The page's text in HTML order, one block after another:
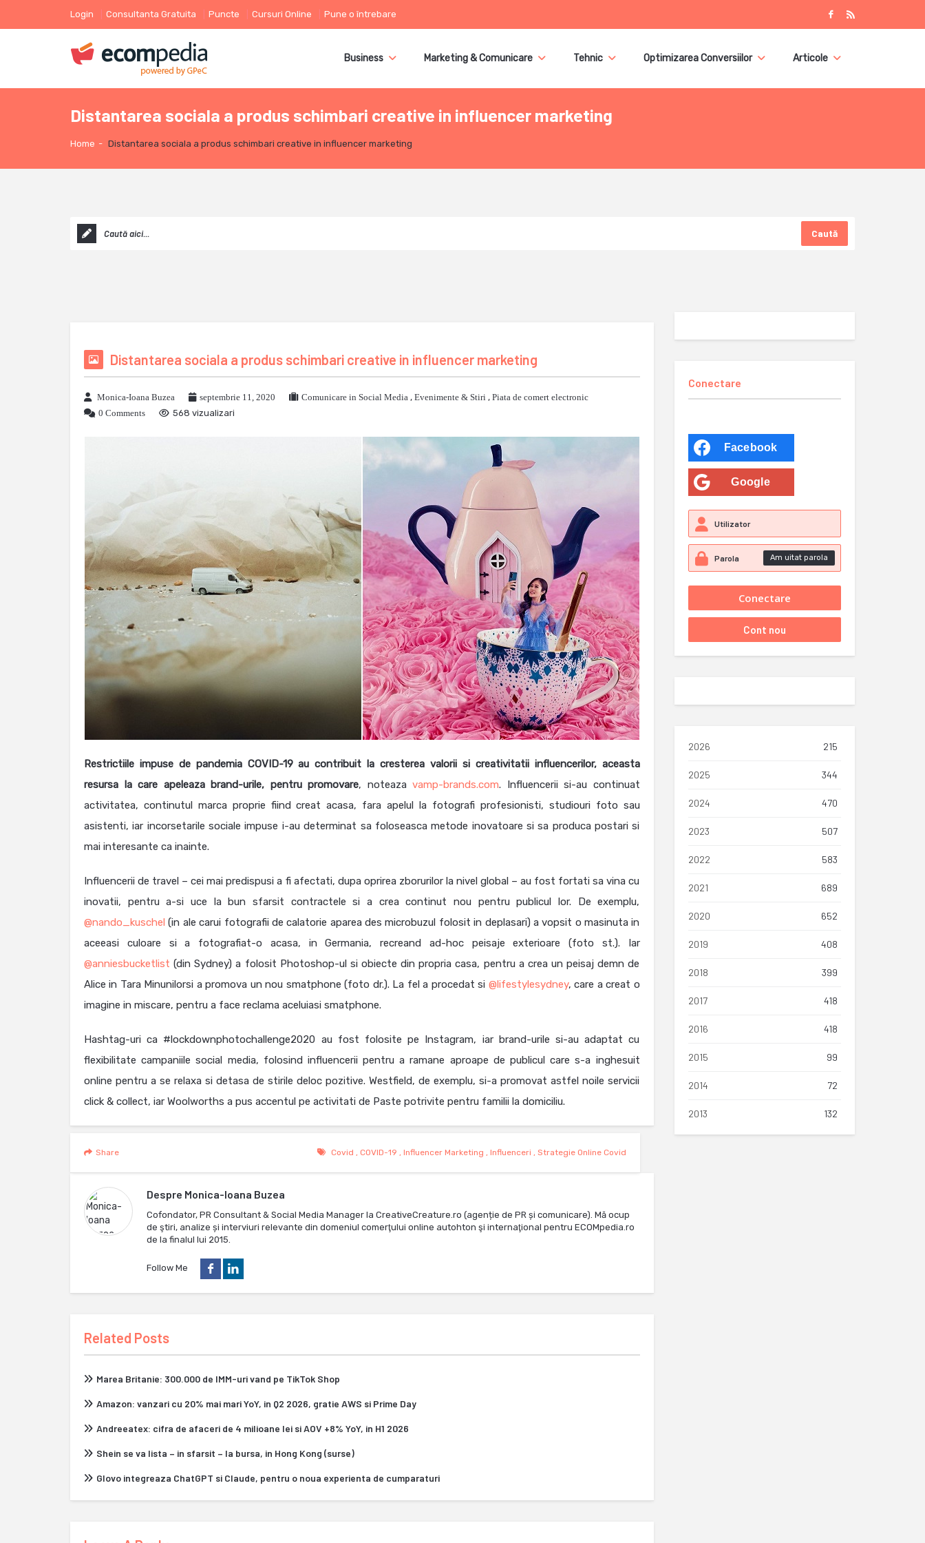
Login Consultanta Gratuita Puncte Cursuri Online Pune o întrebare
Business Marketing & Comunicare Tehnic Optimizarea Conversiilor Articole
Distantarea sociala a produs schimbari creative in influencer marketing
Home - Distantarea sociala a produs schimbari creative in influencer marketing
Caută
Distantarea sociala a produs schimbari creative in influencer marketing
Monica-Ioana Buzea septembrie 11, 2020 Comunicare in Social Media , Evenimente & Stiri , Piata de comert electronic
0 Comments
568 vizualizari
Restrictiile impuse de pandemia COVID-19 au contribuit la cresterea valorii si creativitatii influencerilor, aceasta
resursa la care apeleaza brand-urile, pentru promovare, noteaza vamp-brands.com. Influencerii si-au continuat
activitatea, continutul marca proprie fiind creat acasa, fara apelul la fotografi profesionisti, studiouri foto sau
asistenti, iar incorsetarile sociale impuse i-au determinat sa foloseasca metode inovatoare si sa produca postari si
mai interesante ca inainte.
Influencerii de travel – cei mai predispusi a fi afectati, dupa oprirea zborurilor la nivel global – au fost fortati sa vina cu
inovatii, pentru a-si uce la bun sfarsit contractele si a crea continut nou pentru publicul lor. De exemplu,
@nando_kuschel (in ale carui fotografii de calatorie aparea des microbuzul folosit in deplasari) a vopsit o masinuta in
aceeasi culoare si a fotografiat-o acasa, in Germania, recreand ad-hoc peisaje exterioare (foto st.). Iar
@anniesbucketlist (din Sydney) a folosit Photoshop-ul si obiecte din propria casa, pentru a crea un peisaj demn de
Alice in Tara Minunilorsi a promova un nou smatphone (foto dr.). La fel a procedat si @lifestylesydney, care a creat o
imagine in miscare, pentru a face reclama aceluiasi smatphone.
Hashtag-uri ca #lockdownphotochallenge2020 au fost folosite pe Instagram, iar brand-urile si-au adaptat cu
flexibilitate campaniile social media, folosind influencerii pentru a ramane aproape de publicul care s-a inghesuit
online pentru a se relaxa si detasa de stirile deloc pozitive. Westfield, de exemplu, si-a promovat astfel noile servicii
click & collect, iar Woolworths a pus accentul pe activitati de Paste potrivite pentru familii la domiciliu.
Covid , COVID-19 , Influencer Marketing , Influenceri , Strategie Online Covid
Share
Despre Monica-Ioana Buzea
Cofondator, PR Consultant & Social Media Manager la CreativeCreature.ro (agenție de PR și comunicare). Mă ocup
de ştiri, analize și interviuri relevante din domeniul comerţului online autohton şi internaţional pentru ECOMpedia.ro
de la finalul lui 2015.
Follow Me
Related Posts
Marea Britanie: 300.000 de IMM-uri vand pe TikTok Shop
Amazon: vanzari cu 20% mai mari YoY, in Q2 2026, gratie AWS si Prime Day
Andreeatex: cifra de afaceri de 4 milioane lei si AOV +8% YoY, in H1 2026
Shein se va lista – in sfarsit – la bursa, in Hong Kong (surse)
Glovo integreaza ChatGPT si Claude, pentru o noua experienta de cumparaturi
Conectare
Facebook
Google
Am uitat parola
2026 215
2025 344
2024 470
2023 507
2022 583
2021 689
2020 652
2019 408
2018 399
2017 418
2016 418
2015 99
2014 72
2013 132